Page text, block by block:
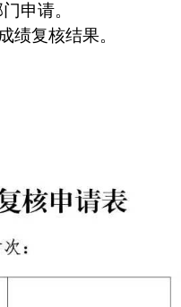
申请。
绩复核结果。